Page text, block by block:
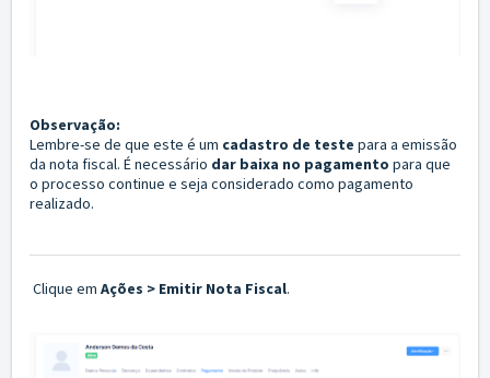
Observação:
Lembre-se de que este é um cadastro de teste para a emissão
da nota fiscal. É necessário dar baixa no pagamento para que
o processo continue e seja considerado como pagamento
realizado.
Clique em Ações > Emitir Nota Fiscal.